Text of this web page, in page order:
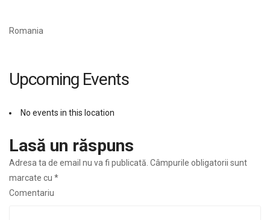
Romania
Upcoming Events
No events in this location
Lasă un răspuns
Adresa ta de email nu va fi publicată. Câmpurile obligatorii sunt
marcate cu *
Comentariu